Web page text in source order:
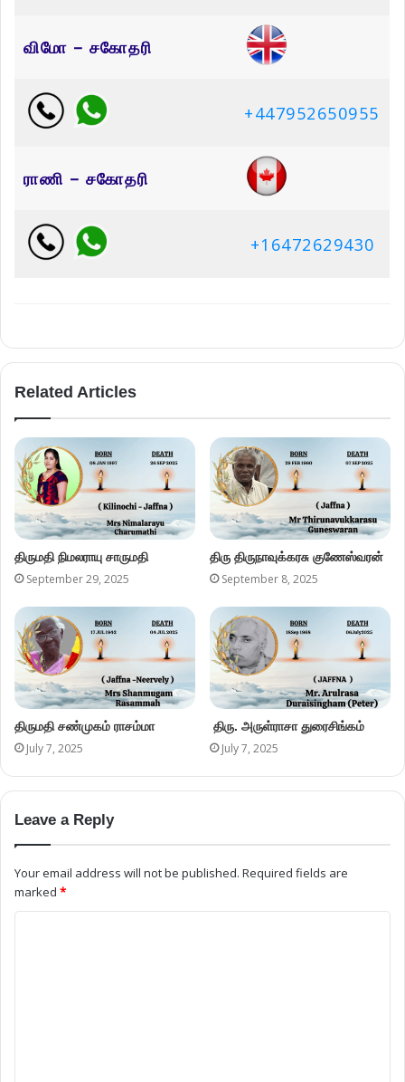
விமோ – சகோதரி
+447952650955
ராணி – சகோதரி
+16472629430
Related Articles
திருமதி நிமலராயு சாருமதி
September 29, 2025
திரு திருநாவுக்கரசு குணேஸ்வரன்
September 8, 2025
திருமதி சண்முகம் ராசம்மா
July 7, 2025
திரு. அருள்ராசா துரைசிங்கம்
July 7, 2025
Leave a Reply
Your email address will not be published. Required fields are
marked *